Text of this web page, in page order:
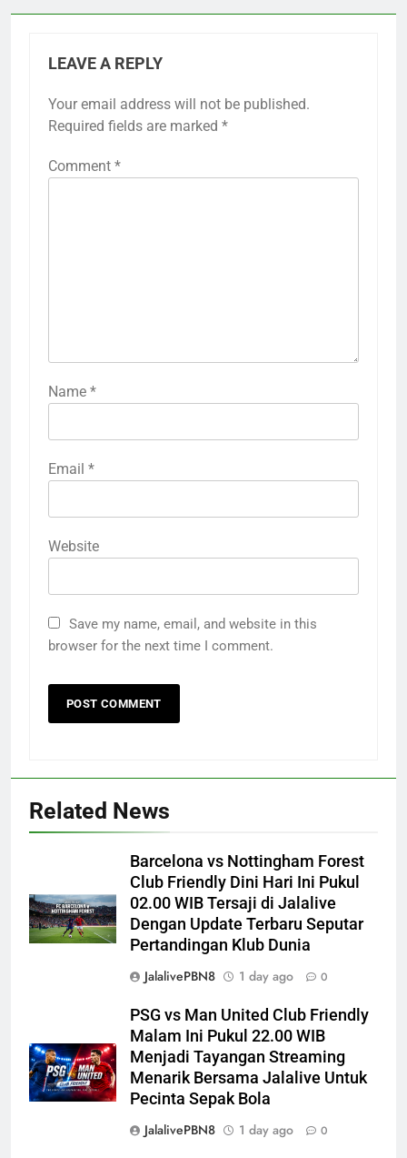
LEAVE A REPLY
Your email address will not be published.
Required fields are marked *
Comment *
Name *
Email *
Website
Save my name, email, and website in this
browser for the next time I comment.
Related News
Barcelona vs Nottingham Forest
Club Friendly Dini Hari Ini Pukul
02.00 WIB Tersaji di Jalalive
Dengan Update Terbaru Seputar
Pertandingan Klub Dunia
JalalivePBN8
1 day ago 0
PSG vs Man United Club Friendly
Malam Ini Pukul 22.00 WIB
Menjadi Tayangan Streaming
Menarik Bersama Jalalive Untuk
Pecinta Sepak Bola
JalalivePBN8
1 day ago 0